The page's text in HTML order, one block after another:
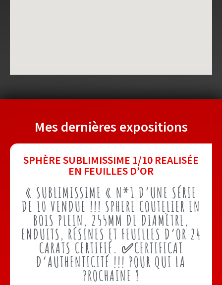
Mes dernières expositions
SPHÈRE SUBLIMISSIME 1/10 REALISÉE
EN FEUILLES D’OR
« SUBLIMISSIME « N*1 D’UNE SÉRIE
DE 10 VENDUE !!! SPHERE COUTELIER EN
BOIS PLEIN, 255MM DE DIAMÈTRE,
ENDUITS, RÉSINES ET FEUILLES D’OR 24
CARATS CERTIFIÉ. ✅CERTIFICAT
D’AUTHENTICITÉ !!! POUR QUI LA
PROCHAINE ?